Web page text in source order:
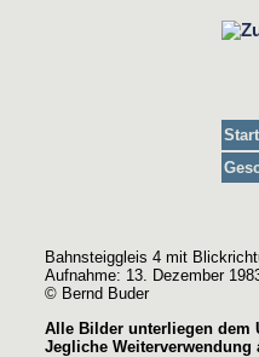
Bahnsteiggleis 4 mit
Aufnahme: 13. Dezember
© Bernd Buder
Alle Bilder unterliegen dem
Jegliche